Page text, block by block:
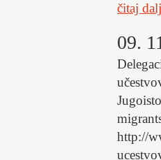
čitaj
09.
http://